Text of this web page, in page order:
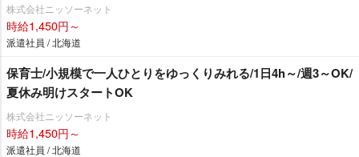
株式会社ニッソーネット
時給1,450円～
派遣社員 / 北海道
保育士/小規模で一人ひとりをゆっくりみれる/1日4h～/週3～OK/
夏休み明けスタートOK
株式会社ニッソーネット
時給1,450円～
派遣社員 / 北海道